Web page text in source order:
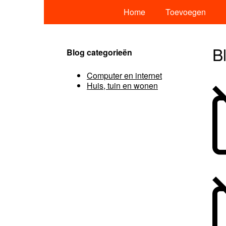
Home Toevoegen
Blog categorieën
Computer en internet
Huis, tuin en wonen